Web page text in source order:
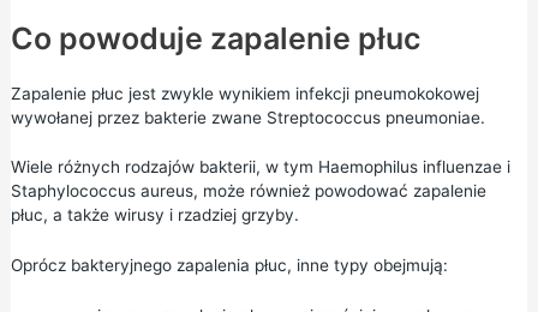
Co powoduje zapalenie płuc
Zapalenie płuc jest zwykle wynikiem infekcji pneumokokowej
wywołanej przez bakterie zwane Streptococcus pneumoniae.
Wiele różnych rodzajów bakterii, w tym Haemophilus influenzae i
Staphylococcus aureus, może również powodować zapalenie
płuc, a także wirusy i rzadziej grzyby.
Oprócz bakteryjnego zapalenia płuc, inne typy obejmują: